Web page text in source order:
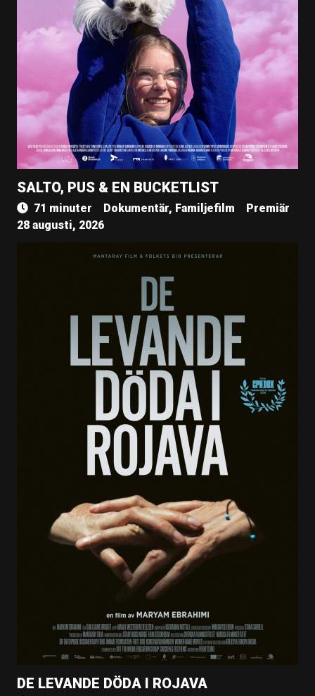
SALTO, PUS & EN BUCKETLIST
71 minuter Dokumentär, Familjefilm
Premiär
28 augusti, 2026
DE LEVANDE DÖDA I ROJAVA